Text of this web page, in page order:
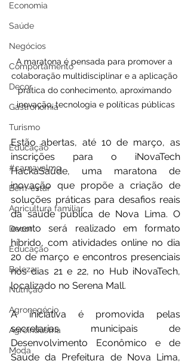
Economia
Saúde
Negócios
Comportamento
Decor
Gastronomia
Turismo
Educação
#carnavalmg
Bem-estar
Agricultura familiar
Decor
Educação
Beleza
Nutrição
Agronegócio
Agroindústria
Moda
A maratona é pensada para promover a
colaboração multidisciplinar e a aplicação
prática do conhecimento, aproximando
inovação, tecnologia e políticas públicas
Estão abertas, até 10 de março, as
inscrições para o iNovaTech
HackaSaúde, uma maratona de
inovação que propõe a criação de
soluções práticas para desafios reais
da saúde pública de Nova Lima. O
evento será realizado em formato
híbrido, com atividades online no dia
20 de março e encontros presenciais
nos dias 21 e 22, no Hub iNovaTech,
localizado no Serena Mall.
A iniciativa é promovida pelas
secretarias municipais de
Desenvolvimento Econômico e de
Saúde da Prefeitura de Nova Lima,